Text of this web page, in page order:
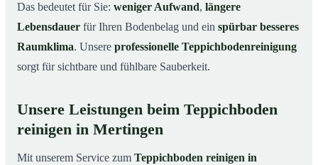
So reinigen unsere Profis Teppichböden in Mertingen
Das bedeutet für Sie: weniger Aufwand, längere
Lebensdauer für Ihren Bodenbelag und ein spürbar besseres
Raumklima. Unsere professionelle Teppichbodenreinigung
sorgt für sichtbare und fühlbare Sauberkeit.
Unsere Leistungen beim Teppichboden
reinigen in Mertingen
Mit unserem Service zum Teppichboden reinigen in